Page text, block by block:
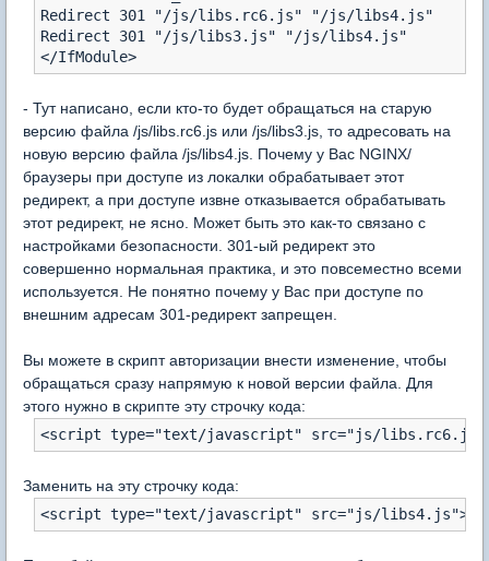
Redirect 301 "/js/libs.rc6.js" "/js/libs4.js"
Redirect 301 "/js/libs3.js" "/js/libs4.js"
- Тут написано, если кто-то будет обращаться на старую
версию файла /js/libs.rc6.js или /js/libs3.js, то адресовать на
новую версию файла /js/libs4.js. Почему у Вас NGINX/
браузеры при доступе из локалки обрабатывает этот
редирект, а при доступе извне отказывается обрабатывать
этот редирект, не ясно. Может быть это как-то связано с
настройками безопасности. 301-ый редирект это
совершенно нормальная практика, и это повсеместно всеми
используется. Не понятно почему у Вас при доступе по
внешним адресам 301-редирект запрещен.
Вы можете в скрипт авторизации внести изменение, чтобы
обращаться сразу напрямую к новой версии файла. Для
этого нужно в скрипте эту строчку кода:
Заменить на эту строчку кода: